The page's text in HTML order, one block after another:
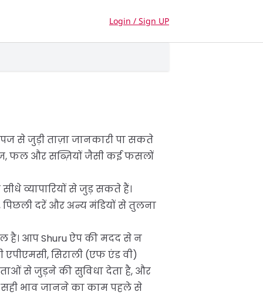
Login / Sign UP
से जुड़ी ताज़ा जानकारी पा सकते
फल और सब्ज़ियों जैसी कई फसलों
व्यापारियों से जुड़ सकते हैं।
पिछली दरें और अन्य मंडियों से तुलना
है। आप Shuru ऐप की मदद से न
सिराली (एफ एंड वी)
से जुड़ने की सुविधा देता है, और
भाव जानने का काम पहले से